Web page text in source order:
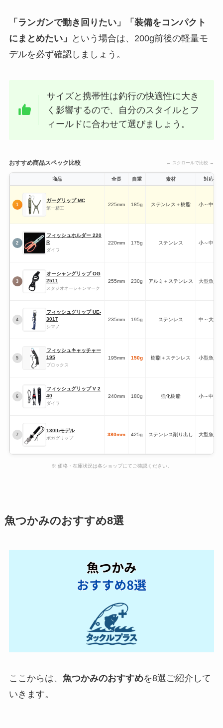
「ランガンで動き回りたい」「装備をコンパクト
にまとめたい」
という場合は、200g前後の軽量モ
デルを必ず確認しましょう。
サイズと携帯性は釣行の快適性に大き
く影響するので、自分のスタイルとフ
ィールドに合わせて選びましょう。
おすすめ商品スペック比較 ← スクロールで比較 →
商品 全長 自重 素材 対応魚
1
ガーグリップ MC
第一精工
225mm 185g ステンレス＋樹脂 小～中型魚
2
フィッシュホルダー 220
R
ダイワ
220mm 175g ステンレス 小～中型魚
3
オーシャングリップ OG
2511
スタジオオーシャンマーク
255mm 230g アルミ＋ステンレス 大型魚対応
4
フィッシュグリップ UE-
301T
シマノ
235mm 195g ステンレス 中～大型魚
5
フィッシュキャッチャー
195
プロックス
195mm 150g 樹脂＋ステンレス 小型魚向け
6
フィッシュグリップ V 2
40
ダイワ
240mm 180g 強化樹脂 小～中型魚
7
130lbモデル
ボガグリップ
380mm 425g ステンレス削り出し 大型魚特化
※ 価格・在庫状況は各ショップにてご確認ください。
魚つかみのおすすめ8選
ここからは、 魚つかみのおすすめを8選ご紹介して
いきます。